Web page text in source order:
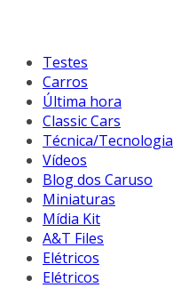
Testes
Carros
Última hora
Classic Cars
Técnica/Tecnologia
Vídeos
Blog dos Caruso
Miniaturas
Mídia Kit
A&T Files
Elétricos
Elétricos